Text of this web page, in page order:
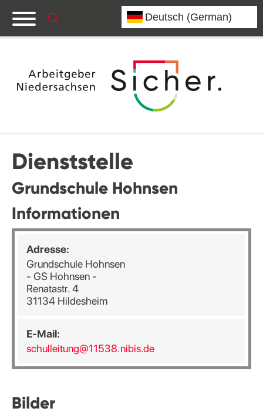
Dienststelle
Grundschule Hohnsen
Informationen
Adresse:
Grundschule Hohnsen
- GS Hohnsen -
Renatastr. 4
31134 Hildesheim
E-Mail:
schulleitung@11538.nibis.de
Bilder